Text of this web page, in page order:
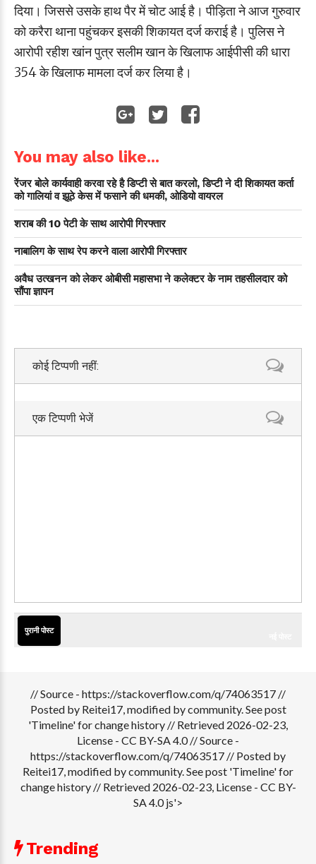
दिया। जिससे उसके हाथ पैर में चोट आई है। पीड़िता ने आज गुरुवार
को करैरा थाना पहुंचकर इसकी शिकायत दर्ज कराई है। पुलिस ने
आरोपी रहीश खांन पुत्र सलीम खान के खिलाफ आईपीसी की धारा
354 के खिलाफ मामला दर्ज कर लिया है।
You may also like...
रेंजर बोले कार्यवाही करवा रहे है डिप्टी से बात करलो, डिप्टी ने दी शिकायत कर्ता
को गालियां व झूठे केस में फसाने की धमकी, ओडियो वायरल
शराब की 10 पेटी के साथ आरोपी गिरफ्तार
नाबालिग के साथ रेप करने वाला आरोपी गिरफ्तार
अवैध उत्खनन को लेकर ओबीसी महासभा ने कलेक्टर के नाम तहसीलदार को
सौंपा ज्ञापन
कोई टिप्पणी नहीं:
एक टिप्पणी भेजें
पुरानी पोस्ट
// Source - https://stackoverflow.com/q/74063517 //
Posted by Reitei17, modified by community. See post
'Timeline' for change history // Retrieved 2026-02-23,
License - CC BY-SA 4.0// Source -
https://stackoverflow.com/q/74063517 // Posted by
Reitei17, modified by community. See post 'Timeline' for
change history // Retrieved 2026-02-23, License - CC BY-
SA 4.0 js'>
Trending